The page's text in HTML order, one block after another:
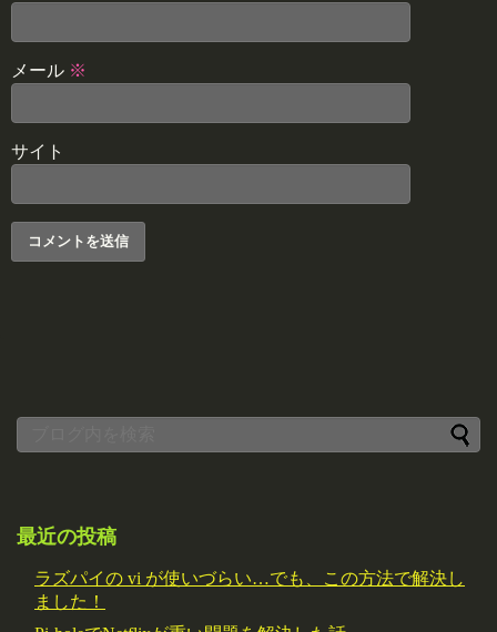
メール ※
サイト
最近の投稿
ラズパイの vi が使いづらい…でも、この方法で解決し
ました！